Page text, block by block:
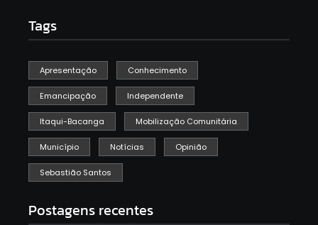
Tags
Apresentação Conhecimento
Emancipação Independente
Itaqui-Bacanga Mobilização Comunitária
Município Notícias Opinião
Sebastião Santos
Postagens recentes